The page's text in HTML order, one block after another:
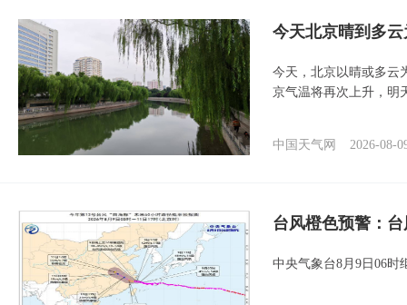
今天北京晴到多
今天，北京以晴或多云
京气温将再次上升，明
中国天气网 2026-08-
台风橙色预警：
中央气象台8月9日06时